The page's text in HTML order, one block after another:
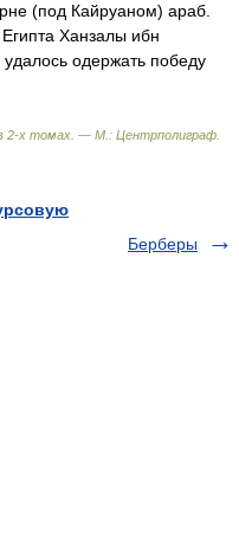
(под Кайруаном) араб.
Ханзалы ибн
одержать победу
в 2-х томах. — М.: Центрполиграф
Берберы